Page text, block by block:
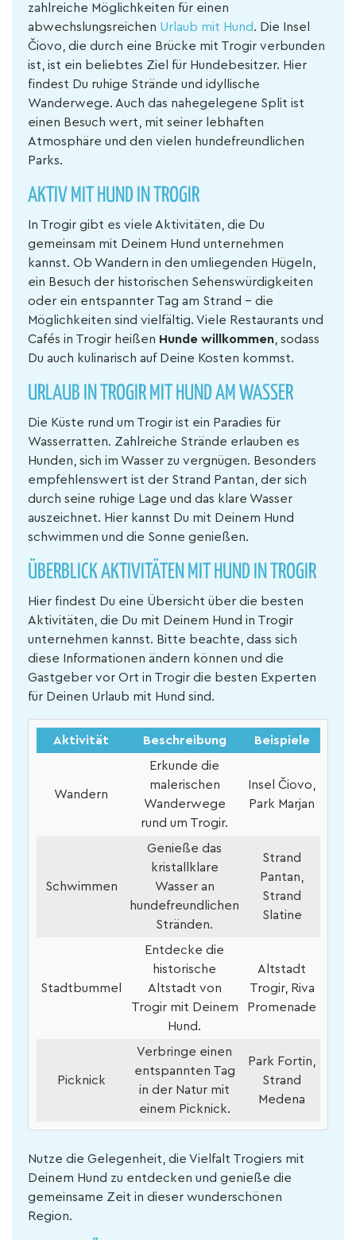
zahlreiche Möglichkeiten für einen
abwechslungsreichen Urlaub mit Hund. Die Insel
Čiovo, die durch eine Brücke mit Trogir verbunden
ist, ist ein beliebtes Ziel für Hundebesitzer. Hier
findest Du ruhige Strände und idyllische
Wanderwege. Auch das nahegelegene Split ist
einen Besuch wert, mit seiner lebhaften
Atmosphäre und den vielen hundefreundlichen
Parks.
AKTIV MIT HUND IN TROGIR
In Trogir gibt es viele Aktivitäten, die Du
gemeinsam mit Deinem Hund unternehmen
kannst. Ob Wandern in den umliegenden Hügeln,
ein Besuch der historischen Sehenswürdigkeiten
oder ein entspannter Tag am Strand – die
Möglichkeiten sind vielfältig. Viele Restaurants und
Cafés in Trogir heißen Hunde willkommen , sodass
Du auch kulinarisch auf Deine Kosten kommst.
URLAUB IN TROGIR MIT HUND AM WASSER
Die Küste rund um Trogir ist ein Paradies für
Wasserratten. Zahlreiche Strände erlauben es
Hunden, sich im Wasser zu vergnügen. Besonders
empfehlenswert ist der Strand Pantan, der sich
durch seine ruhige Lage und das klare Wasser
auszeichnet. Hier kannst Du mit Deinem Hund
schwimmen und die Sonne genießen.
ÜBERBLICK AKTIVITÄTEN MIT HUND IN TROGIR
Hier findest Du eine Übersicht über die besten
Aktivitäten, die Du mit Deinem Hund in Trogir
unternehmen kannst. Bitte beachte, dass sich
diese Informationen ändern können und die
Gastgeber vor Ort in Trogir die besten Experten
für Deinen Urlaub mit Hund sind.
Aktivität Beschreibung Beispiele
Wandern
Erkunde die
malerischen
Wanderwege
rund um Trogir.
Insel Čiovo,
Park Marjan
Schwimmen
Genieße das
kristallklare
Wasser an
hundefreundlichen
Stränden.
Strand
Pantan,
Strand
Slatine
Stadtbummel
Entdecke die
historische
Altstadt von
Trogir mit Deinem
Hund.
Altstadt
Trogir, Riva
Promenade
Picknick
Verbringe einen
entspannten Tag
in der Natur mit
einem Picknick.
Park Fortin,
Strand
Medena
Nutze die Gelegenheit, die Vielfalt Trogiers mit
Deinem Hund zu entdecken und genieße die
gemeinsame Zeit in dieser wunderschönen
Region.